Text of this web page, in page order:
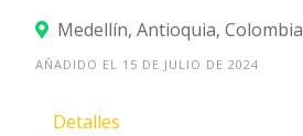
Medellín, Antioquia, Colombia
AÑADIDO EL 15 DE JULIO DE 2024
Detalles